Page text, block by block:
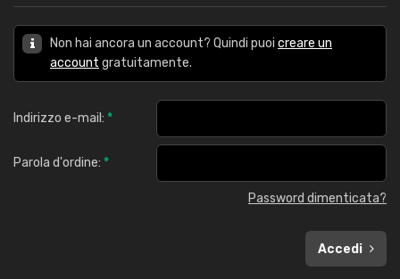
Non hai ancora un account? Quindi puoi creare un
account gratuitamente.
Indirizzo e-mail: *
Parola d'ordine: *
Password dimenticata?
Accedi